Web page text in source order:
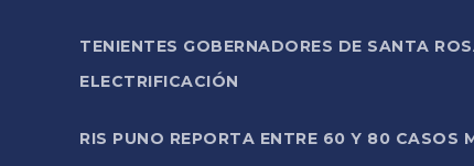
TENIENTES GOBERNADORES DE SANTA
ELECTRIFICACIÓN
RIS PUNO REPORTA ENTRE 60 Y 80 CASOS